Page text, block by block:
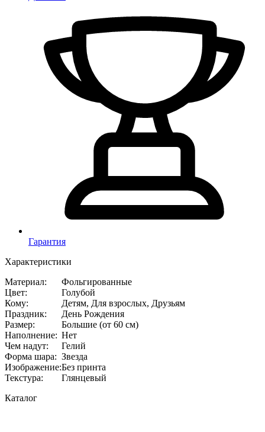
Гарантия
Характеристики
Материал:
Фольгированные
Цвет:
Голубой
Кому:
Детям, Для взрослых, Друзьям
Праздник:
День Рождения
Размер:
Большие (от 60 см)
Наполнение: Нет
Чем надут:
Гелий
Форма шара: Звезда
Изображение:Без принта
Текстура:
Глянцевый
Каталог